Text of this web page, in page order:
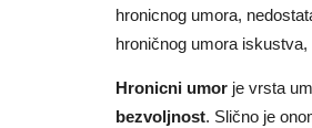
Hronicni umor je vrsta
bezvoljnost. Slično je